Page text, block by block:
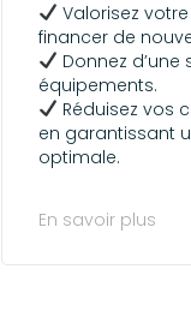
Valorisez
financer de
Donnez
équipements.
Réduisez vos
en garantissant
optimale.
En savoir plus